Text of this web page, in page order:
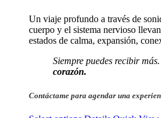
$ 7,500
Un viaje profundo a través de
cuerpo y el sistema nervioso
estados de calma, expansión,
Siempre puedes recibir más.
corazón.
Contáctame para agendar una